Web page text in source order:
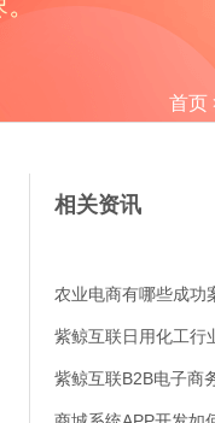
首页
相关资讯
紫鲸互联日用化工行
紫鲸互联B2B电子商